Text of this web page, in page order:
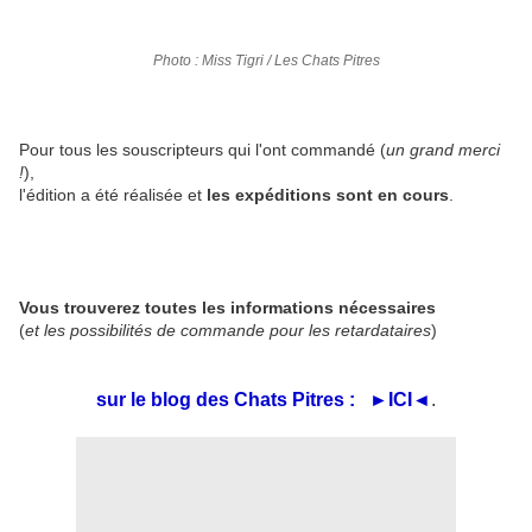
Photo : Miss Tigri / Les Chats Pitres
Pour tous les souscripteurs qui l'ont commandé (un grand merci
!),
l'édition a été réalisée et les expéditions sont en cours
Vous trouverez toutes les informations nécessaires
(et les possibilités de commande pour les retardataires)
sur le blog des Chats Pitres : ►ICI ◄ .